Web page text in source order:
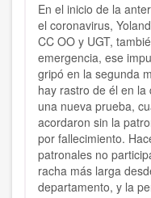
En el inicio de la
el coronavirus,
CC OO y UGT,
emergencia, ese
gripó en la segunda
hay rastro de él en
una nueva prueba,
acordaron sin la
por fallecimiento.
patronales no
racha más larga
departamento, y la